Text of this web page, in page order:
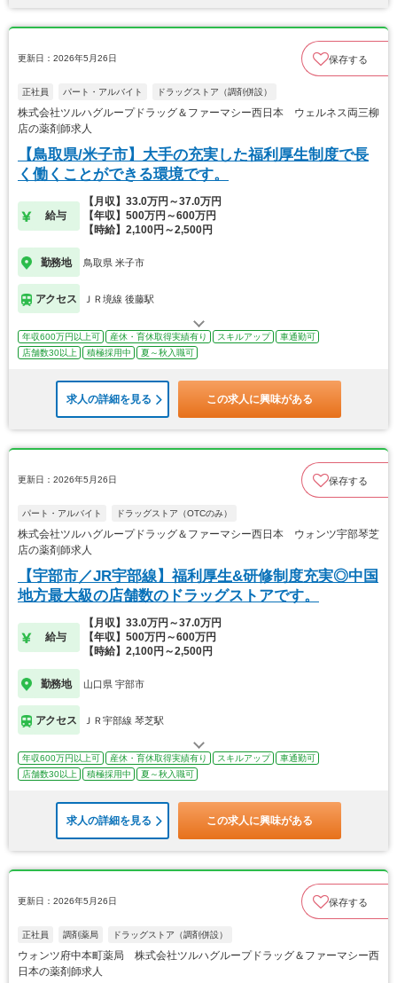
更新日：2026年5月26日 保存する
正社員 パート・アルバイト ドラッグストア（調剤併設）
株式会社ツルハグループドラッグ＆ファーマシー西日本 ウェルネス両三柳
店の薬剤師求人
【鳥取県/米子市】大手の充実した福利厚生制度で長
く働くことができる環境です。
給与
【月収】33.0万円～37.0万円
【年収】500万円～600万円
【時給】2,100円～2,500円
勤務地 鳥取県 米子市
アクセス ＪＲ境線 後藤駅
年収600万円以上可 産休・育休取得実績有り スキルアップ
車通勤可
店舗数30以上
積極採用中 夏～秋入職可
求人の詳細を見る この求人に興味がある
更新日：2026年5月26日 保存する
パート・アルバイト ドラッグストア（OTCのみ）
株式会社ツルハグループドラッグ＆ファーマシー西日本 ウォンツ宇部琴芝
店の薬剤師求人
【宇部市／JR宇部線】福利厚生&研修制度充実◎中国
地方最大級の店舗数のドラッグストアです。
給与
【月収】33.0万円～37.0万円
【年収】500万円～600万円
【時給】2,100円～2,500円
勤務地 山口県 宇部市
アクセス ＪＲ宇部線 琴芝駅
年収600万円以上可 産休・育休取得実績有り スキルアップ
車通勤可
店舗数30以上
積極採用中 夏～秋入職可
求人の詳細を見る この求人に興味がある
更新日：2026年5月26日 保存する
正社員 調剤薬局 ドラッグストア（調剤併設）
ウォンツ府中本町薬局 株式会社ツルハグループドラッグ＆ファーマシー西
日本の薬剤師求人